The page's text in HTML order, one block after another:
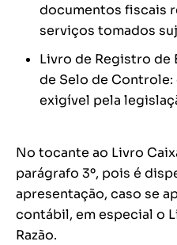
documentos fiscais
serviços tomados
Livro de Registro de
de Selo de Controle:
exigível pela
No tocante ao Livro
parágrafo 3º, pois é
apresentação, caso se
contábil, em especial o
Razão.